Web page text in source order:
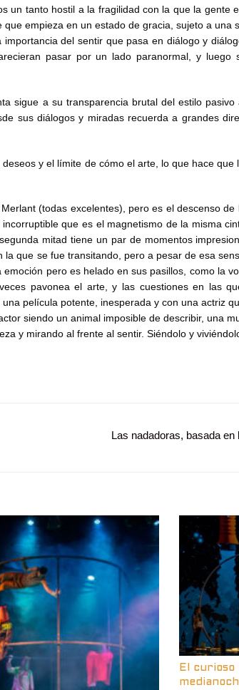
un tanto hostil a la fragilidad con la que la gente
empieza en un estado de gracia, sujeto a una
del sentir que pasa en diálogo y
pasar por un lado paranormal, y luego
sigue a su transparencia brutal del estilo
sus diálogos y miradas recuerda a grandes
y el límite de cómo el arte, lo que hace que
(todas excelentes), pero es el descenso
que es el magnetismo de la misma
mitad tiene un par de momentos
que se fue transitando, pero a pesar de esa
pero es helado en sus pasillos, como la
pavonea el arte, y las cuestiones en las
película potente, inesperada y con una actriz
siendo un animal imposible de describir, una
y mirando al frente al sentir. Siéndolo y
Entrada
Las nadadoras, basada
El